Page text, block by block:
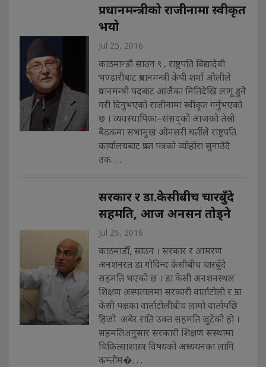
प्रधानमन्त्रीको राजीनामा स्वीकृत
भयो
Jul 25, 2016
काठमान्डौ साउन ९ , राष्ट्रपति विद्यादेवी
भण्डारीबाट प्रधानमन्त्री केपी शर्मा ओलीले
प्रधानमन्त्री पदबाट आजैका मितिदेखि लागू हुने
गरी दिनुभएको राजीनामा स्वीकृत गर्नुभएको
छ । व्यवस्थापिका–संसद्को आजको तेस्रो
बैठकमा सभामुख ओनसरी घर्तीले राष्ट्रपति
कार्यालयबाट प्राप्त पत्रको व्योहोरा सुनाउँदै
उक. . .
सरकार र डा.केसीबीच चारबुँदे
सहमति, आज अनसन तोड्ने
Jul 25, 2016
काठमाडौँ, साउन । सरकार र आमरण
अनशनरत डा गोविन्द केसीबीच चारबुँदे
सहमति भएको छ । डा केसी अनशनस्थल
शिक्षण अस्पतालमा सरकारी वार्ताटोली र डा
केसी पक्षका वार्ताटोलीबीच लामो वार्तापछि
हिजो अबेर राति उक्त सहमति जुटेको हो ।
सहमतिअनुसार सरकारी शिक्षण संस्थामा
चिकित्साशास्त्र विषयको अध्ययनका लागि
कम्तीम�. . .